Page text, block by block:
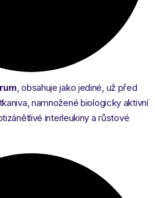
, obsahuje jako jediné, už před
namnožené biologicky aktivní
interleukiny a růstové